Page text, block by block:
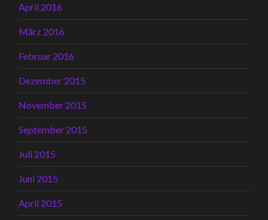
April 2016
März 2016
Februar 2016
Dezember 2015
November 2015
September 2015
Juli 2015
Juni 2015
April 2015